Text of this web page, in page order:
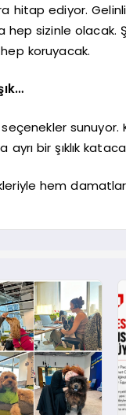
hitap ediyor.
sizinle olacak.
koruyacak.
bir şıklık
hem